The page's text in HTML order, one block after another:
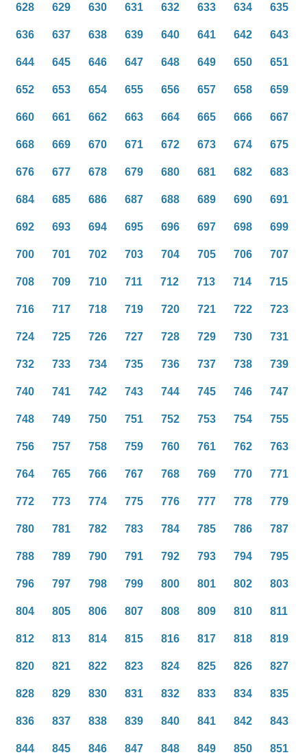
628 629 630 631 632 633 634 635
636 637 638 639 640 641 642 643
644 645 646 647 648 649 650 651
652 653 654 655 656 657 658 659
660 661 662 663 664 665 666 667
668 669 670 671 672 673 674 675
676 677 678 679 680 681 682 683
684 685 686 687 688 689 690 691
692 693 694 695 696 697 698 699
700 701 702 703 704 705 706 707
708 709 710 711 712 713 714 715
716 717 718 719 720 721 722 723
724 725 726 727 728 729 730 731
732 733 734 735 736 737 738 739
740 741 742 743 744 745 746 747
748 749 750 751 752 753 754 755
756 757 758 759 760 761 762 763
764 765 766 767 768 769 770 771
772 773 774 775 776 777 778 779
780 781 782 783 784 785 786 787
788 789 790 791 792 793 794 795
796 797 798 799 800 801 802 803
804 805 806 807 808 809 810 811
812 813 814 815 816 817 818 819
820 821 822 823 824 825 826 827
828 829 830 831 832 833 834 835
836 837 838 839 840 841 842 843
844 845 846 847 848 849 850 851